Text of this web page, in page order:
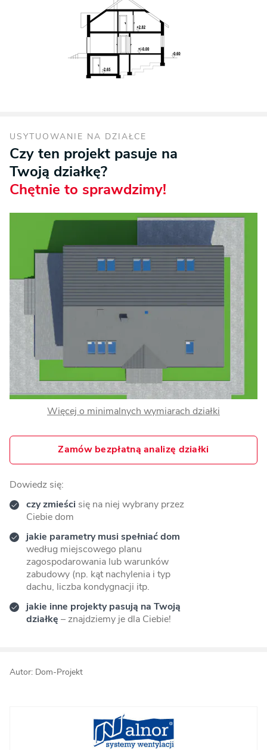
USYTUOWANIE NA DZIAŁCE
Czy ten projekt pasuje na
Twoją działkę?
Chętnie to sprawdzimy!
Więcej o minimalnych wymiarach działki
Zamów bezpłatną analizę działki
Dowiedz się:
czy zmieści się na niej wybrany przez
Ciebie dom
jakie parametry musi spełniać dom
według miejscowego planu
zagospodarowania lub warunków
zabudowy (np. kąt nachylenia i typ
dachu, liczba kondygnacji itp.
jakie inne projekty pasują na Twoją
działkę – znajdziemy je dla Ciebie!
Autor: Dom-Projekt